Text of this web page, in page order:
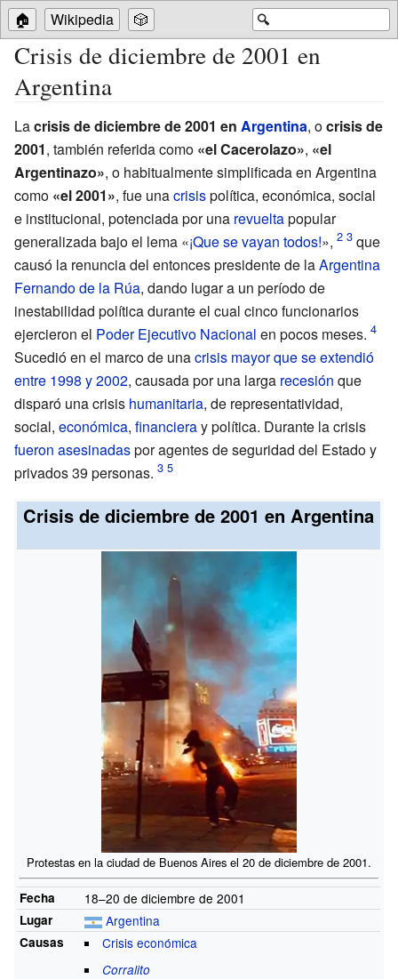
🔍
🏠 Wikipedia 🎲
Crisis de diciembre de 2001 en
Argentina
Lacrisis de diciembre de 2001 en Argentina, ocrisis de
2001, también referida como «el Cacerolazo», «el
Argentinazo», o habitualmente simplificada en Argentina
como «el 2001», fue unacrisispolítica, económica, social
e institucional, potenciada por una revueltapopular
generalizada bajo el lema «¡Que se vayan todos!»,
que
causó la renuncia del entonces presidente de laArgentina
Fernando de la Rúa, dando lugar a un período de
inestabilidad política durante el cual cinco funcionarios
ejercieron el Poder Ejecutivo Nacional en pocos meses.
Sucedió en el marco de unacrisis mayor que se extendió
entre 1998 y 2002, causada por una larga recesión que
disparó una crisis humanitaria, de representatividad,
social, económica, financieraypolítica. Durante la crisis
fueron asesinadaspor agentes de seguridad del Estado y
privados 39 personas.
Crisis de diciembre de 2001 en Argentina
Protestas en la ciudad de Buenos Aires el 20 de diciembre de 2001.
Fecha 18–20 de diciembre de 2001
Lugar Argentina
Causas Crisis económica
Corralito